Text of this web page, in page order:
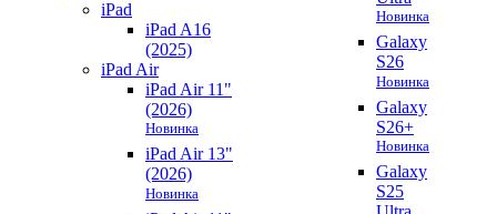
iPad
iPad A16
(2025)
iPad Air
iPad Air 11"
(2026)
Новинка
iPad Air 13"
(2026)
Новинка
Новинка
Galaxy
S26
Новинка
Galaxy
S26+
Новинка
Galaxy
S25